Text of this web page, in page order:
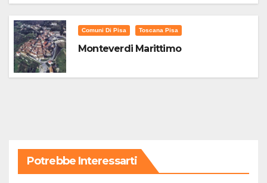
Comuni Di Pisa Toscana Pisa
Monteverdi Marittimo
Potrebbe Interessarti